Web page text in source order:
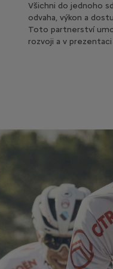
Všichni do jednoho
odvaha, výkon a
Toto partnerství
rozvoji a v